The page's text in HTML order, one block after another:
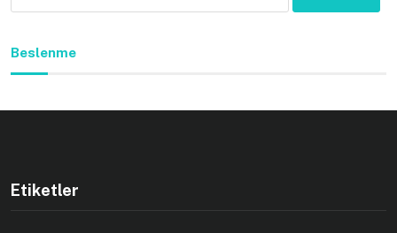
Beslenme
Etiketler